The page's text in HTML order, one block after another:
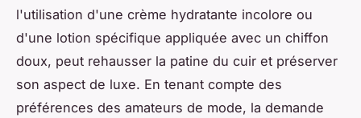
l'utilisation d'une crème hydratante incolore ou
d'une lotion spécifique appliquée avec un chiffon
doux, peut rehausser la patine du cuir et préserver
son aspect de luxe. En tenant compte des
préférences des amateurs de mode, la demande